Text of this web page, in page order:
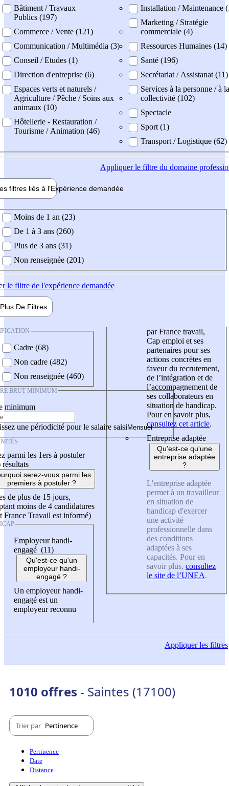
Bâtiment / Travaux
Publics (197)
Commerce / Vente (121)
Communication / Multimédia (3)
Conseil / Etudes (1)
Direction d'entreprise (6)
Espaces verts et naturels /
Agriculture / Pêche / Soins aux
animaux (10)
Hôtellerie - Restauration /
Tourisme / Animation (46)
Installation / Maintenance
Marketing / Stratégie
commerciale (4)
Ressources Humaines (14)
Santé (196)
Secrétariat / Assistanat (11)
Services à la personne / à la
collectivité (102)
Spectacle
Sport (1)
Transport / Logistique (62)
Appliquerle filtre du domaine
filtres liés à l'Expérience demandée
demandée
Moins de 1 an (23)
De 1 à 3 ans (260)
Plus de 3 ans (31)
Non renseignée (201)
le filtre de l'expérience demandée
Plus De Filtres
Cadre (68)
Non cadre (482)
Non renseignée (460)
BRUT MINIMUM
minimum
une périodicité pour le salaire saisi
parmi les 1ers à postuler
résultats
serez-vous parmi les
premiers à postuler ?
de plus de 15 jours,
moins de 4 candidatures
France Travail est informé)
Employeur handi-
engagé (11)
Qu'est-ce qu'un
employeur handi-
engagé ?
Un employeur handi-
engagé est un
employeur reconnu
par France travail,
Cap emploi et ses
partenaires pour ses
actions concrètes en
faveur du recrutement,
de l’intégration et de
l’accompagnement de
ses collaborateurs en
situation de handicap.
Pour en savoir plus,
consultez cet article.
Entreprise adaptée
Qu'est-ce qu'une
entreprise adaptée
?
L'entreprise adaptée
permet à un travailleur
en situation de
handicap d'exercer
une activité
professionnelle dans
des conditions
adaptées à ses
capacités. Pour en
savoir plus, consultez
le site de l’UNEA.
Appliquerles filtres
1010 offres - Saintes (17100)
Trier par Pertinence
Pertinence
Date
Distance